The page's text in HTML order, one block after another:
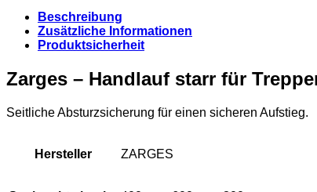
Beschreibung
Zusätzliche Informationen
Produktsicherheit
Zarges – Handlauf starr für
Seitliche Absturzsicherung für einen sicheren Aufstieg.
Hersteller ZARGES